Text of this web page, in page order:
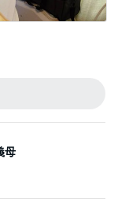
母